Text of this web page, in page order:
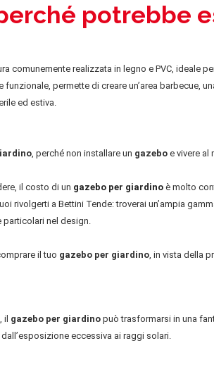
potrebbe
comunemente realizzata in legno e PVC, ideale
permette di creare un’area barbecue,
ed estiva.
, perché non installare un gazebo e vivere al
il costo di un gazebo per giardino è molto
rivolgerti a Bettini Tende: troverai un’ampia
nel design.
il tuo gazebo per giardino, in vista della
, il gazebo per giardino può trasformarsi in una
eccessiva ai raggi solari.